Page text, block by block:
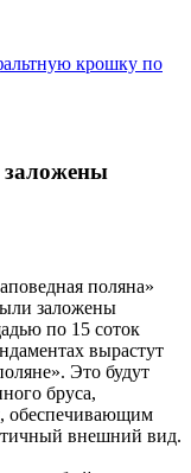
крошку по
заложены
поляна»
заложены
по 15 соток
вырастут
Это будут
бруса,
обеспечивающим
внешний вид.